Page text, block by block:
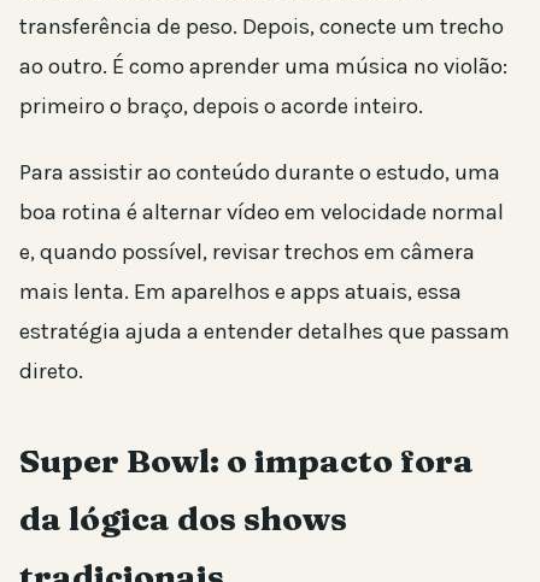
transferência de peso. Depois, conecte um trecho
ao outro. É como aprender uma música no violão:
primeiro o braço, depois o acorde inteiro.
Para assistir ao conteúdo durante o estudo, uma
boa rotina é alternar vídeo em velocidade normal
e, quando possível, revisar trechos em câmera
mais lenta. Em aparelhos e apps atuais, essa
estratégia ajuda a entender detalhes que passam
direto.
Super Bowl: o impacto fora
da lógica dos shows